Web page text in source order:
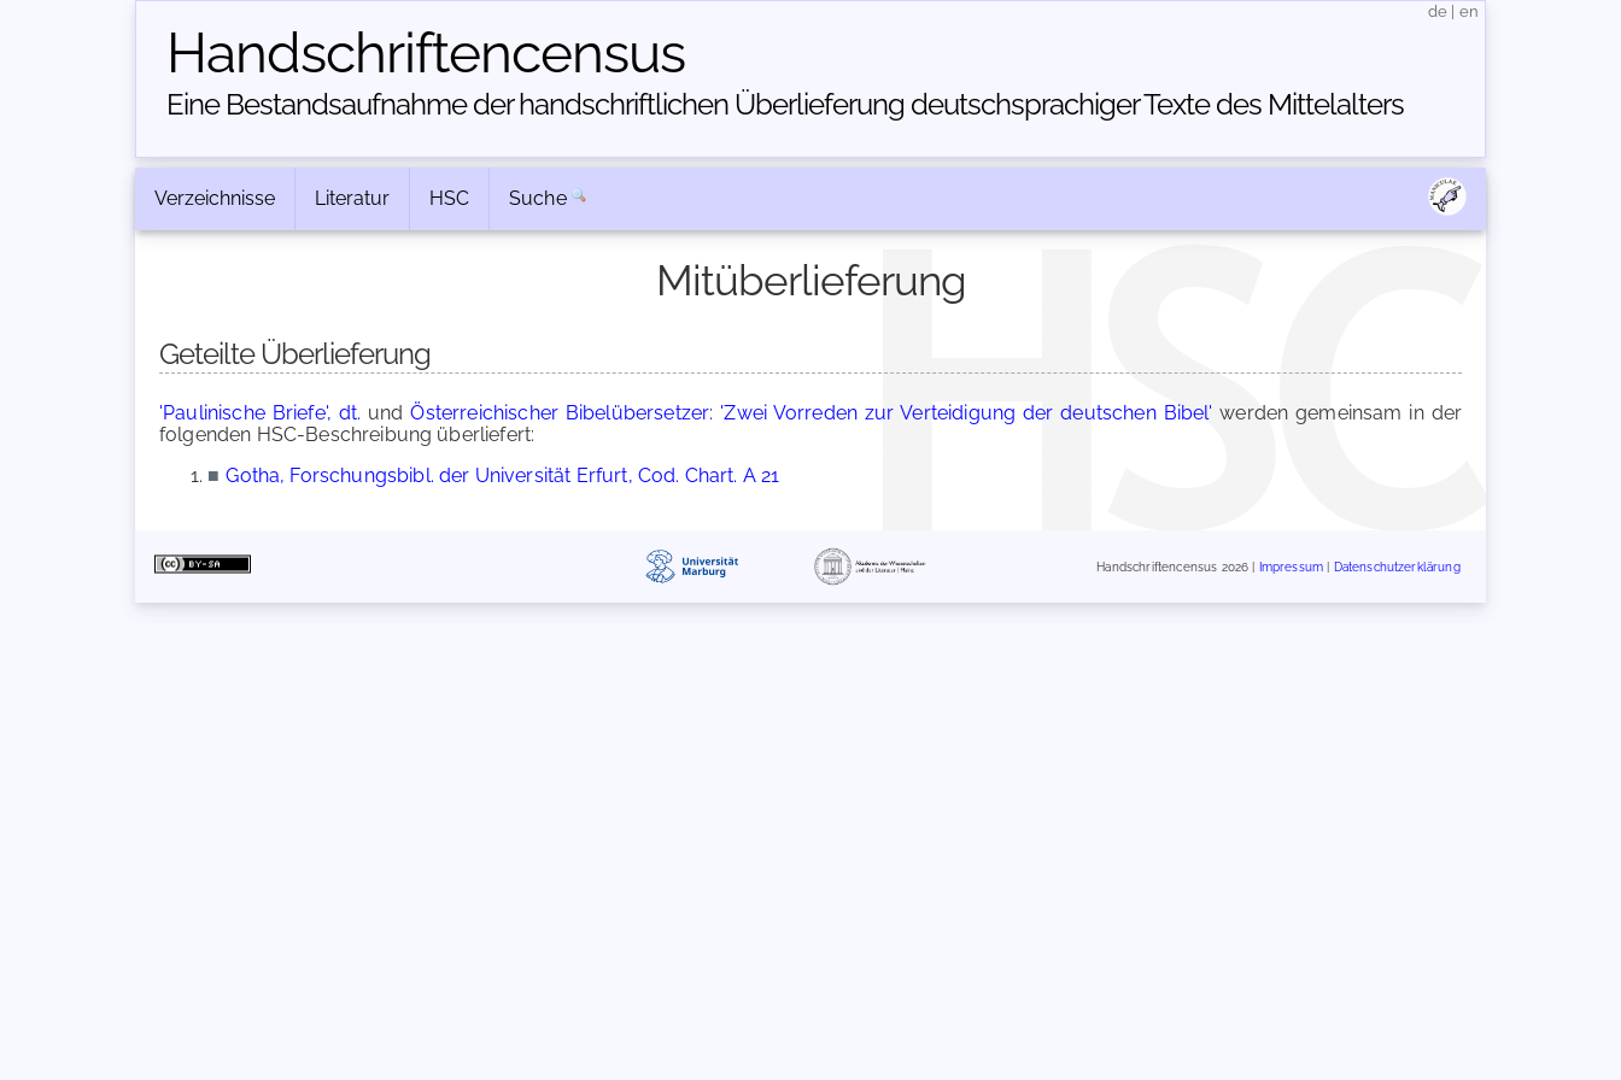
Handschriften­census
Eine Bestandsaufnahme der handschriftlichen Über­lieferung deutschsprachiger Texte des Mittelalters
de en
Verzeichnisse Literatur HSC Suche
Mitüberlieferung
Geteilte Überlieferung
'Paulinische Briefe', dt. undÖsterreichischer Bibelübersetzer: 'Zwei Vorreden zur Verteidigung der deutschen Bibel' werden gemeinsam in der
folgenden HSC-Beschreibung überliefert:
■ Gotha, Forschungsbibl. der Universität Erfurt, Cod. Chart. A 21
Handschriftencensus 2026 | Impressum Datenschutzerklärung